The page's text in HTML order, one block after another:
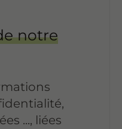
notre
..., liées